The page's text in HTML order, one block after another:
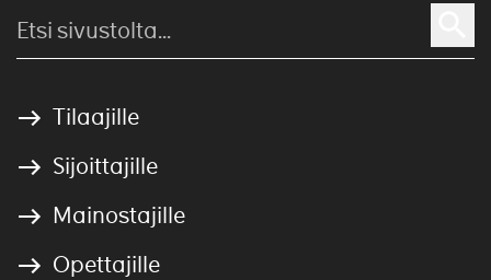
Tilaajille
Sijoittajille
Mainostajille
Opettajille